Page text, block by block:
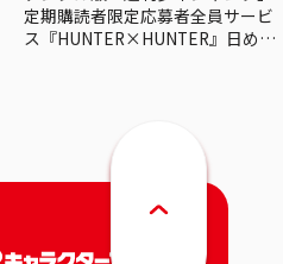
定期購読者限定応募者全員サービ
ス『HUNTER×HUNTER』日めく